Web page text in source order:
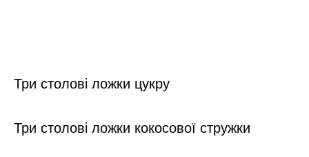
Три столові ложки цукру
Три столові ложки кокосової стружки